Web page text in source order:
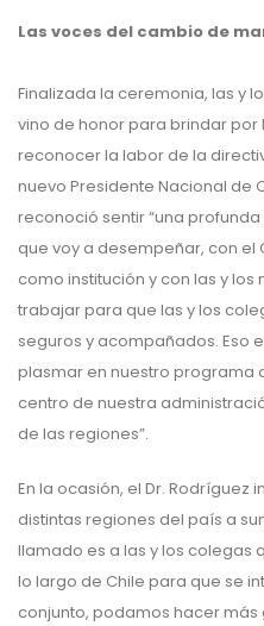
Las voces del cambio de
Finalizada la ceremonia, las y
vino de honor para brindar por
reconocer la labor de la
nuevo Presidente Nacional de
reconoció sentir “una
que voy a desempeñar, con
como institución y con las y
trabajar para que las y los
seguros y acompañados. Eso
plasmar en nuestro programa
centro de nuestra
de las regiones”.
En la ocasión, el Dr. Rodríguez
distintas regiones del país a
llamado es a las y los colegas
lo largo de Chile para que se
conjunto, podamos hacer